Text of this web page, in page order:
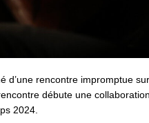
d’une rencontre impromptue
débute une
2024.